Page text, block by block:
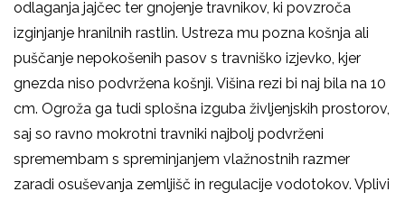
odlaganja jajčec ter gnojenje travnikov, ki povzroča
izginjanje hranilnih rastlin. Ustreza mu pozna košnja ali
puščanje nepokošenih pasov s travniško izjevko, kjer
gnezda niso podvržena košnji. Višina rezi bi naj bila na 10
cm. Ogroža ga tudi splošna izguba življenjskih prostorov,
saj so ravno mokrotni travniki najbolj podvrženi
spremembam s spreminjanjem vlažnostnih razmer
zaradi osuševanja zemljišč in regulacije vodotokov. Vplivi